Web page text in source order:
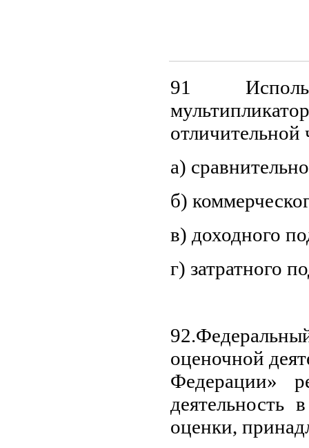
91
отличительной
а)
б)
в) доходного
г) затратного
оценочной
Федерации»
деятельность
оценки,